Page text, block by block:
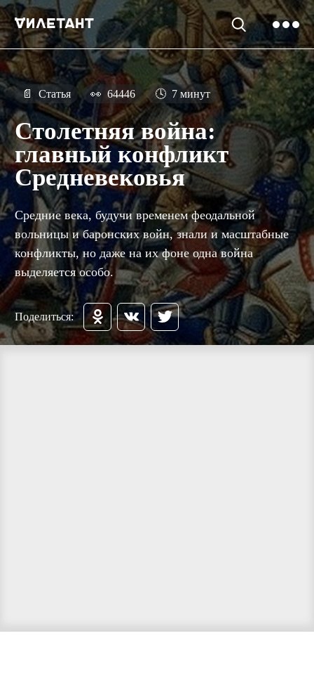
📄 Статья 👀 64446 🕓 7 минут
Столетняя война:
главный конфликт
Средневековья
Средние века, будучи временем феодальной
вольницы и баронских войн, знали и масштабные
конфликты, но даже на их фоне одна война
выделяется особо.
Поделиться: